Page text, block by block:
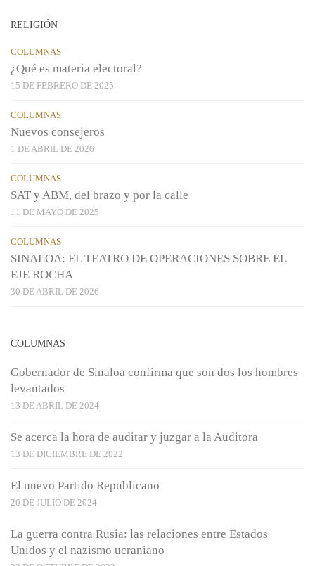
RELIGIÓN
COLUMNAS
¿Qué es materia electoral?
15 DE FEBRERO DE 2025
COLUMNAS
Nuevos consejeros
1 DE ABRIL DE 2026
COLUMNAS
SAT y ABM, del brazo y por la calle
11 DE MAYO DE 2025
COLUMNAS
SINALOA: EL TEATRO DE OPERACIONES SOBRE EL
EJE ROCHA
30 DE ABRIL DE 2026
COLUMNAS
Gobernador de Sinaloa confirma que son dos los hombres
levantados
13 DE ABRIL DE 2024
Se acerca la hora de auditar y juzgar a la Auditora
13 DE DICIEMBRE DE 2022
El nuevo Partido Republicano
20 DE JULIO DE 2024
La guerra contra Rusia: las relaciones entre Estados
Unidos y el nazismo ucraniano